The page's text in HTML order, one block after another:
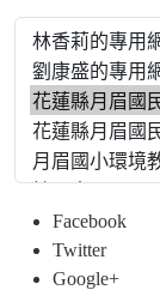
Facebook
Twitter
Google+